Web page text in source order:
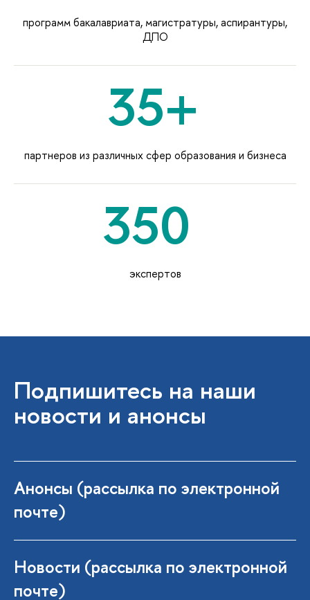
программ бакалавриата, магистратуры, аспирантуры,
ДПО
35+
партнеров из различных сфер образования и бизнеса
350
эксперто
Подпишитесь на наши
новости и анонсы
Анонсы (рассылка по электронной
почте)
Новости (рассылка по электронной
почте)